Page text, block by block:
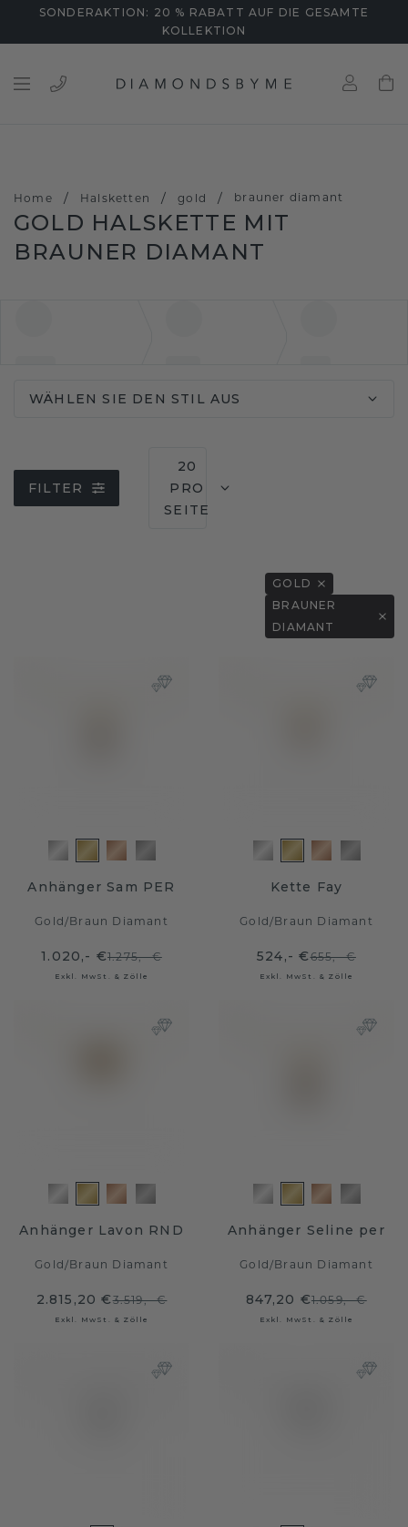
SONDERAKTION: 20 % RABATT AUF DIE GESAMTE
KOLLEKTION
Home / Halsketten / gold / brauner diamant
GOLD HALSKETTE MIT
BRAUNER DIAMANT
WÄHLEN SIE DEN STIL AUS
FILTER
20
PRO
SEITE
GOLD
BRAUNER
DIAMANT
Anhänger Sam PER
Gold/Braun Diamant
1.020,- €1.275,- €
Exkl. MwSt. & Zölle
Kette Fay
Gold/Braun Diamant
524,- €655,- €
Exkl. MwSt. & Zölle
Anhänger Lavon RND
Gold/Braun Diamant
2.815,20 €3.519,- €
Exkl. MwSt. & Zölle
Anhänger Seline per
Gold/Braun Diamant
847,20 €1.059,- €
Exkl. MwSt. & Zölle